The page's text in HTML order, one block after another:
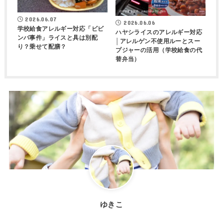
2026.06.07
学校給食アレルギー対応「ビビ
ンバ事件」ライスと具は別配
り？乗せて配膳？
2026.06.06
ハヤシライスのアレルギー対応
│アレルゲン不使用ルーとスー
プジャーの活用（学校給食の代
替弁当）
ゆきこ